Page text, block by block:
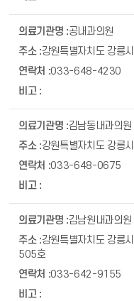
공내과의원
강원특별자치도 강릉
033-648-4230
김남동내과의원
강원특별자치도 강릉
033-648-0675
김남원내과의원
강원특별자치도 강릉
505호
033-642-9155